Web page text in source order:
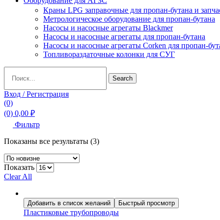
Краны LPG заправочные для пропан-бутана и
Метрологическое оборудование для пропан-бутана
Насосы и насосные агрегаты Blackmer
Насосы и насосные агрегаты для пропан-бутана
Насосы и насосные агрегаты Corken для пропан-
Топливораздаточные колонки для СУГ
for:
Search
Вход / Регистрация
(0)
(0) 0,00 ₽
Фильтр
Показаны все результаты (3)Сортировка:
Показать
Clear All
Добавить в список желаний Быстрый просмотр
Пластиковые трубопроводы